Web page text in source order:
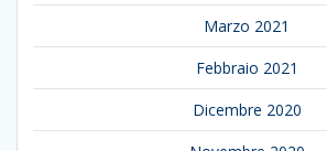
Marzo 2021
Febbraio 2021
Dicembre 2020